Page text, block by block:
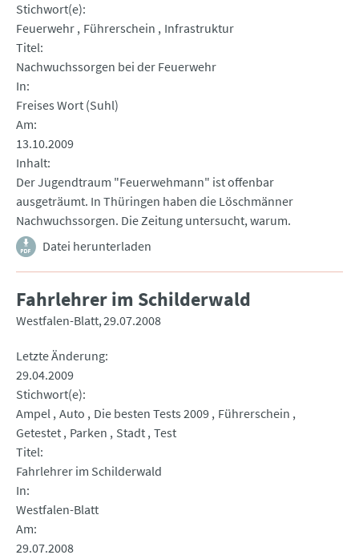
Stichwort(e)
Feuerwehr Führerschein
Infrastruktur
Titel
Nachwuchssorgen bei der Feuerwehr
In
Freises Wort (Suhl)
Am
13.10.2009
Inhalt
Der Jugendtraum "Feuerwehmann" ist offenbar
ausgeträumt. In Thüringen haben die Löschmänner
Nachwuchssorgen. Die Zeitung untersucht, warum.
Datei herunterladen
Fahrlehrer im Schilderwald
Westfalen-Blatt 29.07.2008
Letzte Änderung
29.04.2009
Stichwort(e)
Ampel Auto Die besten Tests 2009 Führerschein
Getestet Parken Stadt Test
Titel
Fahrlehrer im Schilderwald
In
Westfalen-Blatt
Am
29.07.2008